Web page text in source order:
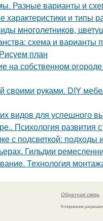
Разные варианты и
и типы
многолетников,
схема и варианты
план
на собственном
своими руками. DIY
видов для успешного
Психология развития
с подсветкой: подходы
Гильдии
Технология
Обратная связь
Копирование